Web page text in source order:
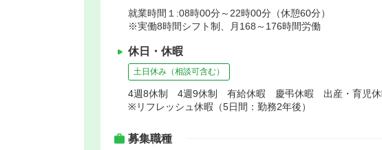
就業時間１:08時00分～22時00分（休憩60分）
※実働8時間シフト制、月168～176時間労働
休日・休暇
土日休み（相談可含む）
4週8休制 4週9休制 有給休暇 慶弔休暇 出産・育児
※リフレッシュ休暇（5日間：勤務2年後）
募集職種